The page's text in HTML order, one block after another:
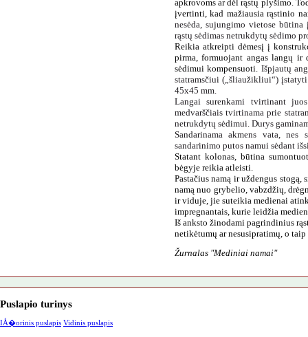
apkrovoms ardėl rąstų plyšimo.
įvertinti, kad mažiausia rąstinio
nesėda, sujungimo vietose
rąstų sėdimas netrukdytų sėdimo
Reikia atkreipti dėmesį į
pirma, formuojant angas langų
sėdimui kompensuoti. Išpjautų
statramsčiui („šliaužikliui“)
45x45 mm.
Langai surenkami tvirtinant
medvarščiais tvirtinama prie
netrukdytų sėdimui. Durys
Sandarinama akmens vata,
sandarinimo putos namui sėdant
Statant kolonas, būtina
bėgyje reikia atleisti.
Pastačius namą ir uždengus
namą nuo grybelio, vabzdžių,
ir viduje, jie suteikia medienai
impregnantais, kurie leidžia
Iš anksto žinodami pagrindinius
netikėtumų ar nesusipratimų, o
Žurnalas "Mediniai namai"
Puslapio turinys
IÅ�orinis puslapis Vidinis puslapis